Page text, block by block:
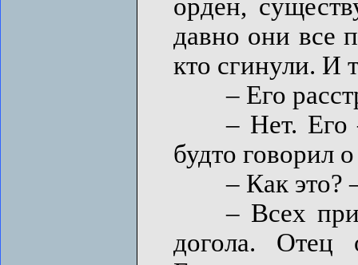
орден,
давно они все
кто сгинули. И
– Его
– Нет. Его –
будто говорил
– Как это? –
– Всех
догола. Отец